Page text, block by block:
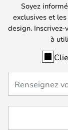
Soyez
exclusives et
design. Inscrivez-
à